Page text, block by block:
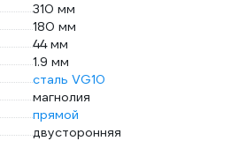
310 мм
180 мм
44 мм
1.9 мм
сталь VG10
магнолия
прямой
двусторонняя